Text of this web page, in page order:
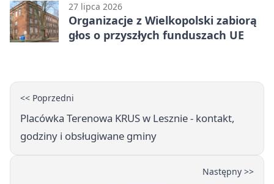
27 lipca 2026
Organizacje z Wielkopolski zabiorą
głos o przyszłych funduszach UE
<< Poprzedni
Placówka Terenowa KRUS w Lesznie - kontakt,
godziny i obsługiwane gminy
Następny >>